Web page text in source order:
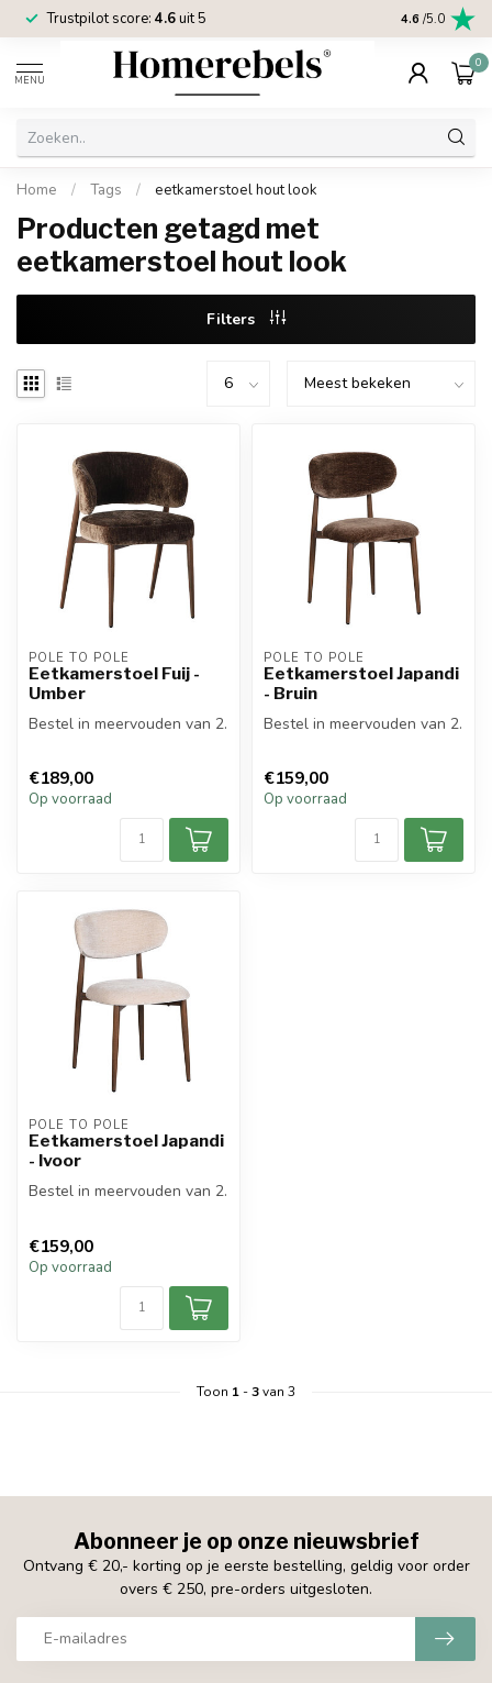
Trustpilot score: 4.6uit 5 2 jaar
4.6 /5.0
MENU
0
Home / Tags / eetkamerstoel hout look
Producten getagd met
eetkamerstoel hout look
Filters
POLE TO POLE
Eetkamerstoel Fuij -
Umber
Bestel in meervouden van 2.
€189,00
Op voorraad
POLE TO POLE
Eetkamerstoel Japandi
- Bruin
Bestel in meervouden van 2.
€159,00
Op voorraad
POLE TO POLE
Eetkamerstoel Japandi
- Ivoor
Bestel in meervouden van 2.
€159,00
Op voorraad
Toon 1-3van 3
Abonneer je op onze nieuwsbrief
Ontvang € 20,- korting op je eerste bestelling, geldig voor order
overs € 250, pre-orders uitgesloten.